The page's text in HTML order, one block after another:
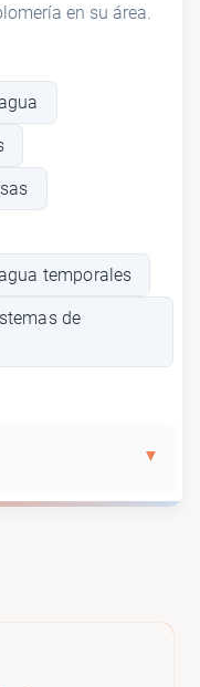
en su área.
temporales
de